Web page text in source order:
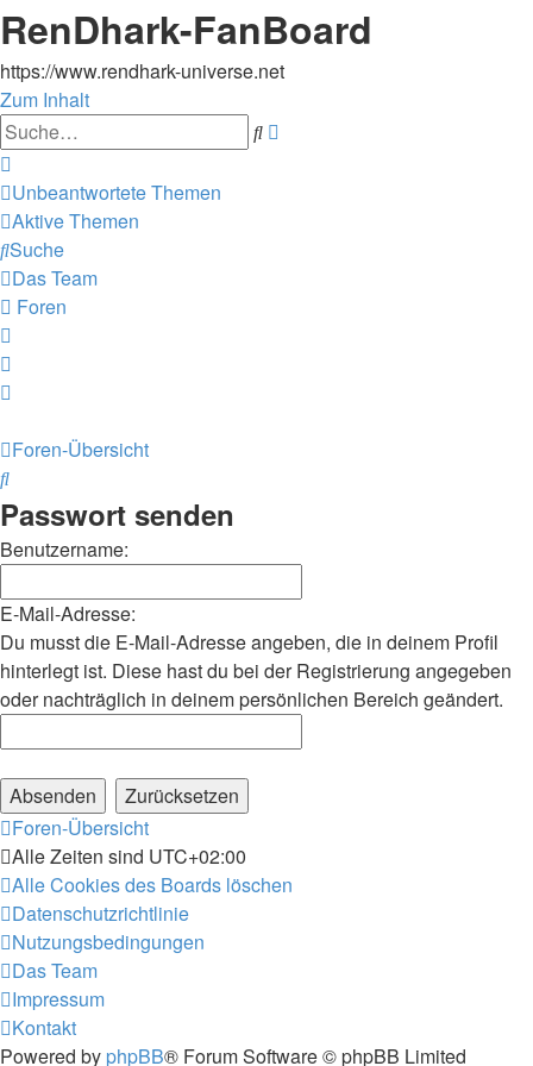
RenDhark-FanBoard
https://www.rendhark-universe.net
Zum Inhalt
Suche
Unbeantwortete Themen
Aktive Themen
Suche
Das Team
Foren
Foren-Übersicht
Suche
Passwort senden
Benutzername:
E-Mail-Adresse:
Du musst die E-Mail-Adresse angeben, die in deinem Profil
hinterlegt ist. Diese hast du bei der Registrierung angegeben
oder nachträglich in deinem persönlichen Bereich geändert.
Foren-Übersicht
Alle Zeiten sind UTC+02:00
Alle Cookies des Boards löschen
Datenschutzrichtlinie
Nutzungsbedingungen
Das Team
Impressum
Kontakt
Powered by phpBB® Forum Software © phpBB Limited